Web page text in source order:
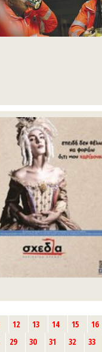
12 13 14 15
16
29 30 31 32
33